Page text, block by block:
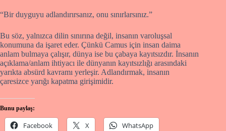
“Bir duyguyu adlandırırsanız, onu sınırlarsınız.”
Bu söz, yalnızca dilin sınırına değil, insanın varoluşsal
konumuna da işaret eder. Çünkü Camus için insan daima
anlam bulmaya çalışır, dünya ise bu çabaya kayıtsızdır. İnsanın
açıklama/anlam ihtiyacı ile dünyanın kayıtsızlığı arasındaki
yarıkta absürd kavramı yerleşir. Adlandırmak, insanın
çaresizce yarığı kapatma girişimidir.
Bunu paylaş:
Facebook X WhatsApp